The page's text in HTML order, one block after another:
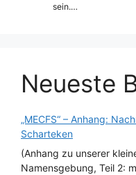
sein.…
Neueste
„MECFS“ – Anhang:
Scharteken
(Anhang zu unserer
Namensgebung, Teil 2: